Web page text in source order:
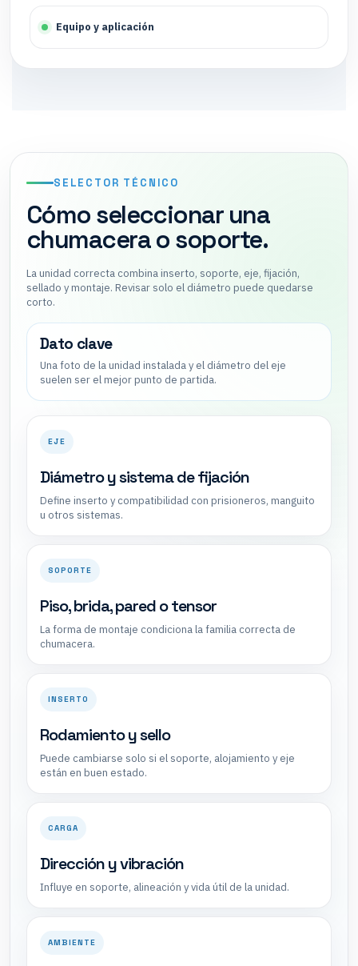
Equipo y aplicación
SELECTOR TÉCNICO
Cómo seleccionar una
chumacera o soporte.
La unidad correcta combina inserto, soporte, eje, fijación,
sellado y montaje. Revisar solo el diámetro puede quedarse
corto.
Dato clave
Una foto de la unidad instalada y el diámetro del eje
suelen ser el mejor punto de partida.
EJE
Diámetro y sistema de fijación
Define inserto y compatibilidad con prisioneros, manguito
u otros sistemas.
SOPORTE
Piso, brida, pared o tensor
La forma de montaje condiciona la familia correcta de
chumacera.
INSERTO
Rodamiento y sello
Puede cambiarse solo si el soporte, alojamiento y eje
están en buen estado.
CARGA
Dirección y vibración
Influye en soporte, alineación y vida útil de la unidad.
AMBIENTE